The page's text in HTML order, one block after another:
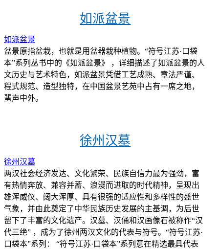
如派盆景
如派盆景
盆景原指盆栽，也就是用盆器栽种植物。“符号江苏·口袋
本”系列丛书中的《如派盆景》 ，详细描述了如派盆景的人
文历史与艺术特色，如派盆景凭借工艺成熟、章法严谨、
程式规范、造型独特，在中国盆景艺苑中占有一席之地，
蜚声中外。
徐州汉墓
徐州汉墓
两汉社会经济发达、文化繁荣、民族自信力最为强劲，富
有热情奔放、兼容并蓄、浪漫而进取的时代精神，呈现出
雄浑威仪、阔大浑厚、具有很强的适应性和多样性的盛世
气象，并由此奠定了中华民族历史发展的主基调，为后世
留下了丰富的文化遗产。汉墓、汉俑和汉画像石被称作“汉
代三绝” ，成为了徐州两汉文化的代表与符号。“符号江苏·
口袋本”系列： “符号江苏·口袋本”系列意在精选最具代表